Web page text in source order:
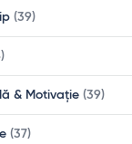
(39)
& Motivație (39)
(37)